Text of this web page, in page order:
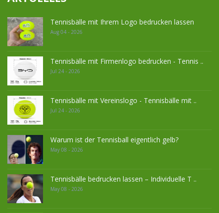
Tennisbälle mit Ihrem Logo bedrucken lassen
Aug 04 - 2026
Tennisbälle mit Firmenlogo bedrucken - Tennis ..
Jul 24 - 2026
Tennisbälle mit Vereinslogo - Tennisbälle mit ..
Jul 24 - 2026
Warum ist der Tennisball eigentlich gelb?
May 08 - 2026
Tennisbälle bedrucken lassen – Individuelle T ..
May 08 - 2026